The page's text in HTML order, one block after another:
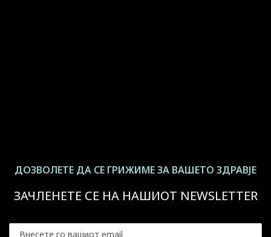
ДОЗВОЛЕТЕ ДА СЕ ГРИЖИМЕ ЗА ВАШЕТО ЗДРАВЈЕ
ЗАЧЛЕНЕТЕ СЕ НА НАШИОТ NEWSLETTER